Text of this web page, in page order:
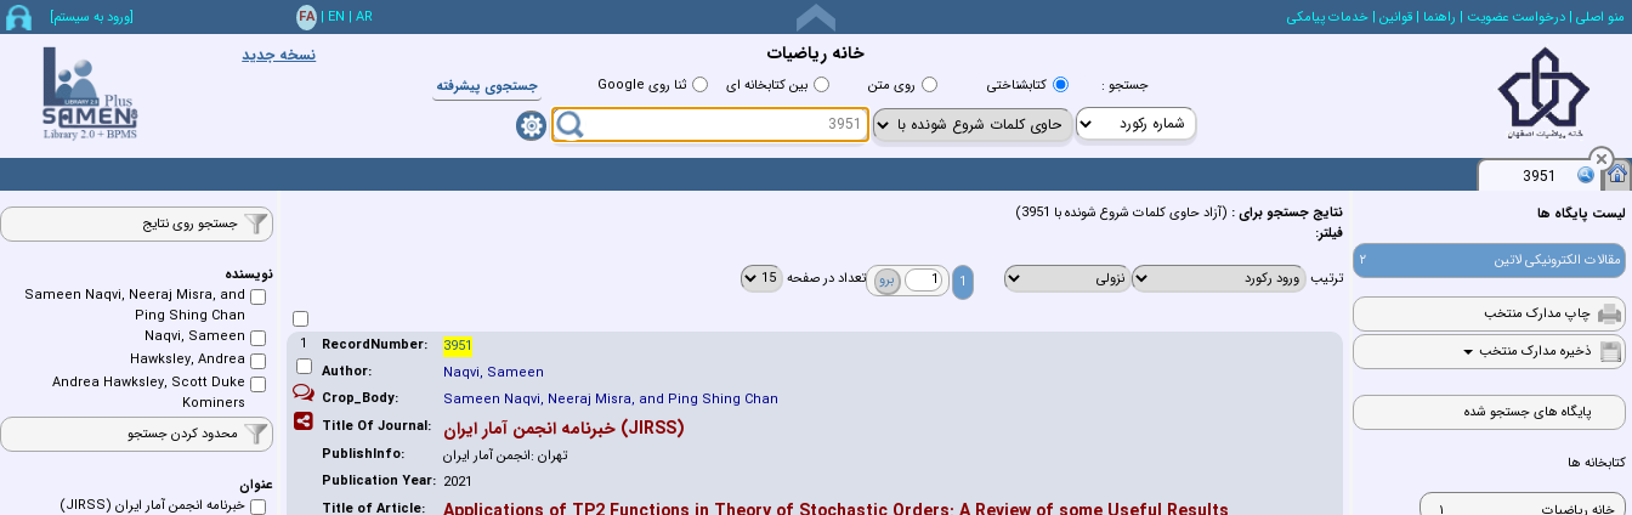
منو اصلي | درخواست عضويت | راهنما | قوانين | خدمات پيامكي FA | EN | AR [ورود به سيستم]
خانه رياضيات نسخه جدید
جستجو : کتابشناختي روي متن بين کتابخانه اي ثنا روی Google جستجوي پيشرفته
3951